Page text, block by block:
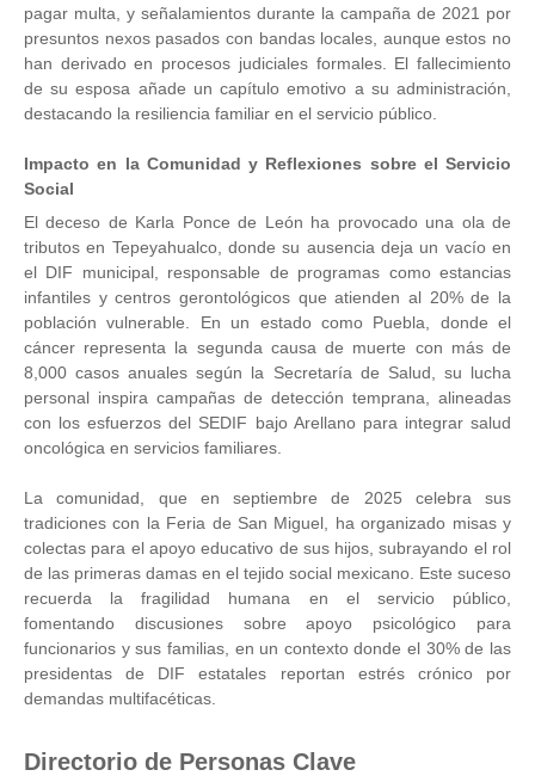
pagar multa, y señalamientos durante la campaña de 2021 por
presuntos nexos pasados con bandas locales, aunque estos no
han derivado en procesos judiciales formales. El fallecimiento
de su esposa añade un capítulo emotivo a su administración,
destacando la resiliencia familiar en el servicio público.
Impacto en la Comunidad y Reflexiones sobre el Servicio
Social
El deceso de Karla Ponce de León ha provocado una ola de
tributos en Tepeyahualco, donde su ausencia deja un vacío en
el DIF municipal, responsable de programas como estancias
infantiles y centros gerontológicos que atienden al 20% de la
población vulnerable. En un estado como Puebla, donde el
cáncer representa la segunda causa de muerte con más de
8,000 casos anuales según la Secretaría de Salud, su lucha
personal inspira campañas de detección temprana, alineadas
con los esfuerzos del SEDIF bajo Arellano para integrar salud
oncológica en servicios familiares.
La comunidad, que en septiembre de 2025 celebra sus
tradiciones con la Feria de San Miguel, ha organizado misas y
colectas para el apoyo educativo de sus hijos, subrayando el rol
de las primeras damas en el tejido social mexicano. Este suceso
recuerda la fragilidad humana en el servicio público,
fomentando discusiones sobre apoyo psicológico para
funcionarios y sus familias, en un contexto donde el 30% de las
presidentas de DIF estatales reportan estrés crónico por
demandas multifacéticas.
Directorio de Personas Clave